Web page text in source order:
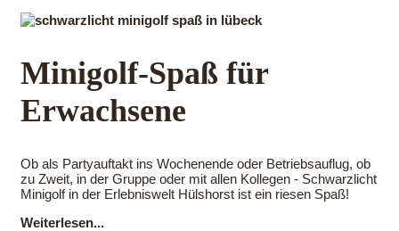
Minigolf-Spaß für
Erwachsene
Ob als Partyauftakt ins Wochenende oder Betriebsauflug, ob
zu Zweit, in der Gruppe oder mit allen Kollegen - Schwarzlicht
Minigolf in der Erlebniswelt Hülshorst ist ein riesen Spaß!
Weiterlesen...